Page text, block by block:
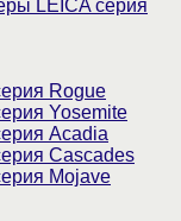
LEICA серия
Rogue
Yosemite
Acadia
Cascades
Mojave